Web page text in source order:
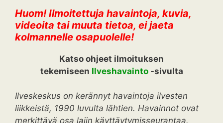
Huom! Ilmoitettuja havaintoja, kuvia,
videoita tai muuta tietoa, ei jaeta
kolmannelle osapuolelle!
Katso ohjeet ilmoituksen
tekemiseen Ilveshavainto-sivulta
Ilveskeskus on kerännyt havaintoja ilvesten
liikkeistä, 1990 luvulta lähtien. Havainnot ovat
merkittävä osa lajin käyttäytymisseurantaa.